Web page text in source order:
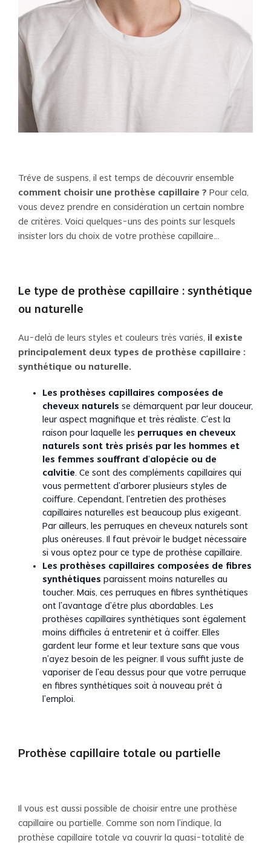
Trêve de suspens, il est temps de découvrir ensemble
comment choisir une prothèse capillaire ? Pour cela,
vous devez prendre en considération un certain nombre
de critères. Voici quelques-uns des points sur lesquels
insister lors du choix de votre prothèse capillaire…
Le type de prothèse capillaire : synthétique
ou naturelle
Au-delà de leurs styles et couleurs très variés, il existe
principalement deux types de prothèse capillaire :
synthétique ou naturelle.
Les prothèses capillaires composées de
cheveux naturels se démarquent par leur douceur,
leur aspect magnifique et très réaliste. C’est la
raison pour laquelle les perruques en cheveux
naturels sont très prisés par les hommes et
les femmes souffrant d’alopécie ou de
calvitie. Ce sont des compléments capillaires qui
vous permettent d’arborer plusieurs styles de
coiffure. Cependant, l’entretien des prothèses
capillaires naturelles est beaucoup plus exigeant.
Par ailleurs, les perruques en cheveux naturels sont
plus onéreuses. Il faut prévoir le budget nécessaire
si vous optez pour ce type de prothèse capillaire.
Les prothèses capillaires composées de fibres
synthétiques paraissent moins naturelles au
toucher. Mais, ces perruques en fibres synthétiques
ont l’avantage d’être plus abordables. Les
prothèses capillaires synthétiques sont également
moins difficiles à entretenir et à coiffer. Elles
gardent leur forme et leur texture sans que vous
n’ayez besoin de les peigner. Il vous suffit juste de
vaporiser de l’eau dessus pour que votre perruque
en fibres synthétiques soit à nouveau prêt à
l’emploi.
Prothèse capillaire totale ou partielle
Il vous est aussi possible de choisir entre une prothèse
capillaire ou partielle. Comme son nom l’indique, la
prothèse capillaire totale va couvrir la quasi-totalité de